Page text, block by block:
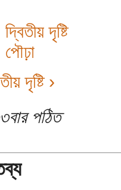
দ্বিতীয় দৃষ্টি
পৌঢ়া
দৃষ্টি ›
পঠিত